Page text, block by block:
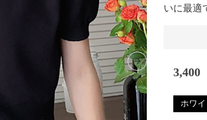
Next slide
いに最適
3,400
ホワイ